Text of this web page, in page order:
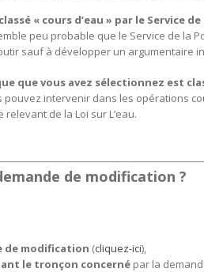
« cours d’eau » par le Service de
peu probable que le Service de la
sauf à développer un argumentaire
que vous avez sélectionnez est
pouvez intervenir dans les opérations
de la Loi sur L’eau.
de modification ?
de modification (cliquez-ici),
le tronçon concernépar la